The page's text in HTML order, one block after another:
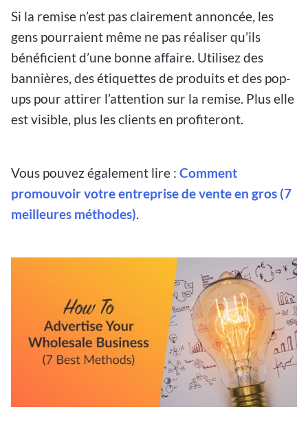
Si la remise n’est pas clairement annoncée, les
gens pourraient même ne pas réaliser qu’ils
bénéficient d’une bonne affaire. Utilisez des
bannières, des étiquettes de produits et des pop-
ups pour attirer l’attention sur la remise. Plus elle
est visible, plus les clients en profiteront.
Vous pouvez également lire : Comment
promouvoir votre entreprise de vente en gros (7
meilleures méthodes).